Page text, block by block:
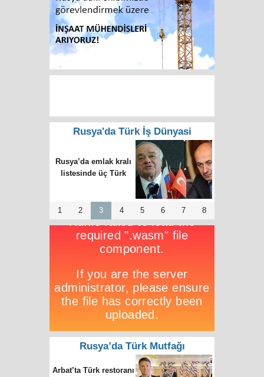
Rusya'da Türk İş Dünyasi
Rusya’da emlak kralı
listesinde üç Türk
1 2 3 4 5 6 7 8
Rusya’da Türk Mutfağı
Arbat’ta Türk restoranı